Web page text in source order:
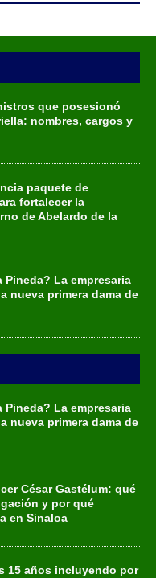
que posesionó
nombres, cargos y
paquete de
fortalecer la
de Abelardo de la
Pineda? La empresaria
nueva primera dama de
Pineda? La empresaria
nueva primera dama de
César Gastélum: qué
y por qué
en Sinaloa
15 años incluyendo por